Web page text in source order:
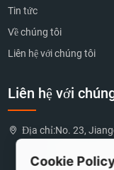
Tin tức
Về chúng tôi
Liên hệ với chúng tôi
Liên hệ với
Địa chỉ:No. 23,
Province,
Cookie